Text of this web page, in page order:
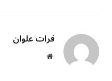
فرات علوان
موقع